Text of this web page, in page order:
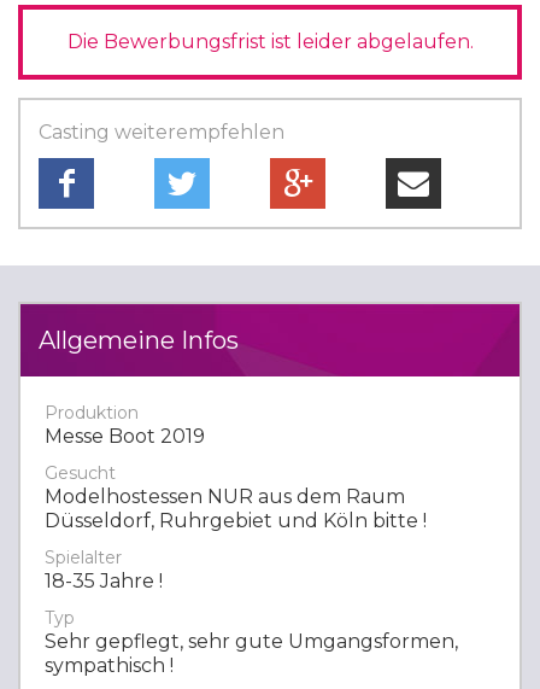
Die Bewerbungsfrist ist leider abgelaufen.
Casting weiterempfehlen
Allgemeine Infos
Produktion
Messe Boot 2019
Gesucht
Modelhostessen NUR aus dem Raum
Düsseldorf, Ruhrgebiet und Köln bitte !
Spielalter
18-35 Jahre !
Typ
Sehr gepflegt, sehr gute Umgangsformen,
sympathisch !